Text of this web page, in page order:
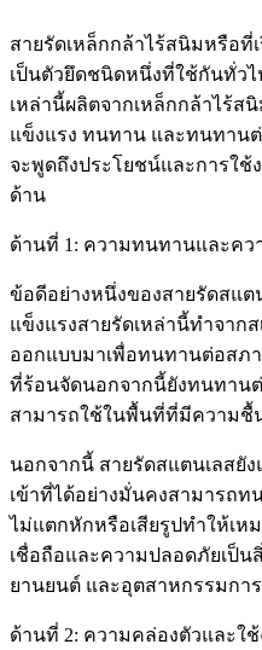
สายรัดเหล็กกล้าไร้สนิมหรือที่
เป็นตัวยึดชนิดหนึ่งที่ใช้กันทั่ว
เหล่านี้ผลิตจากเหล็กกล้าไร้
แข็งแรง ทนทาน และทนทาน
จะพูดถึงประโยชน์และการใช้
ด้าน
ด้านที่ 1: ความทนทานและคว
ข้อดีอย่างหนึ่งของสายรัดสแ
แข็งแรงสายรัดเหล่านี้ทำจาก
ออกแบบมาเพื่อทนทานต่อส
ที่ร้อนจัดนอกจากนี้ยังทนทาน
สามารถใช้ในพื้นที่ที่มีความชื้
นอกจากนี้ สายรัดสแตนเลสยั
เข้าที่ได้อย่างมั่นคงสามารถท
ไม่แตกหักหรือเสียรูปทำให้เห
เชื่อถือและความปลอดภัยเป็น
ยานยนต์ และอุตสาหกรรมกา
ด้านที่ 2: ความคล่องตัวและใช้